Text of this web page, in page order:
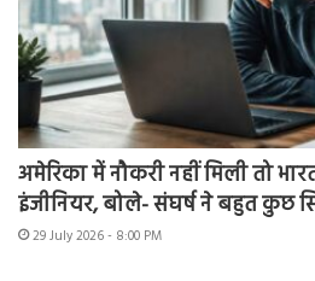
अमेरिका में नौकरी नहीं मिली तो
इंजीनियर, बोले- संघर्ष ने बहुत कुछ
29 July 2026 - 8:00 PM